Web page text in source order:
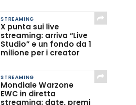
STREAMING
X punta sui live
streaming: arriva “Live
Studio” e un fondo da 1
milione per i creator
STREAMING
Mondiale Warzone
EWC in diretta
streaming: date, premi